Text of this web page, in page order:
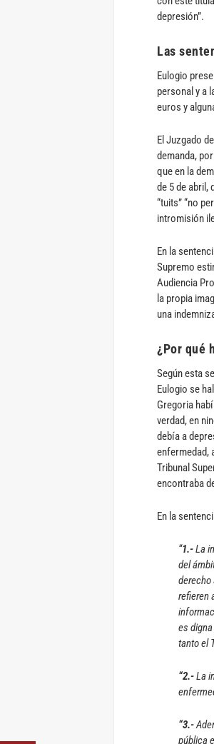
depresión”.
Las
Eulogio
personal y a
euros y
El Juzgado
demanda,
que en la
de 5 de abril,
“tuits” “no
intromisión
En la
Supremo
Audiencia
la propia
una
¿Por qué
Según esta
Eulogio se
Gregoria
verdad, en
debía a
enfermedad,
Tribunal
encontraba
En la
“1.-La
del
derecho
refieren
es
tanto el
“2.-La
“3.-
pública